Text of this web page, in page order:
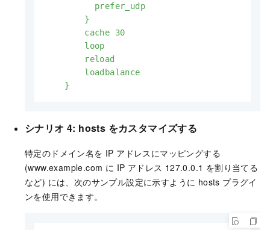
          prefer_udp
        }
        cache 30
        loop
        reload
        loadbalance
    }
シナリオ 4: hosts をカスタマイズする
特定のドメイン名を IP アドレスにマッピングする
(www.example.com に IP アドレス 127.0.0.1 を割り当てる
など) には、次のサンプル設定に示すように hosts プラグイ
ンを使用できます。